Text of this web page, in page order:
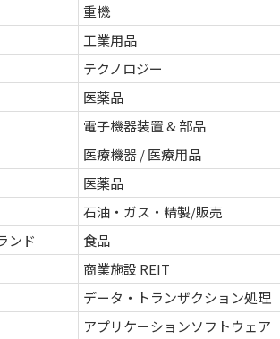
重機
工業用品
テクノロジー
医薬品
電子機器装置 & 部品
医療機器 / 医療用品
医薬品
石油・ガス・精製/販売
ンド
食品
商業施設 REIT
データ・トランザクション処理
アプリケーションソフトウェア